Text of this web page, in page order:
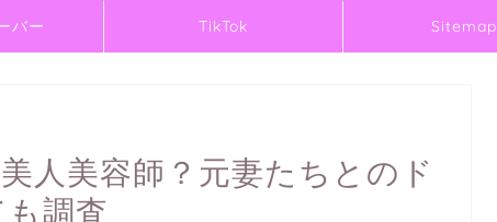
バー TikTok Sitemap
人美容師？元妻たちとのド
調査